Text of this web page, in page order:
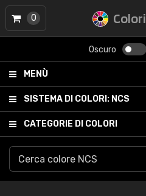
Colori
Oscuro
MENÙ
SISTEMA DI COLORI: NCS
CATEGORIE DI COLORI
0